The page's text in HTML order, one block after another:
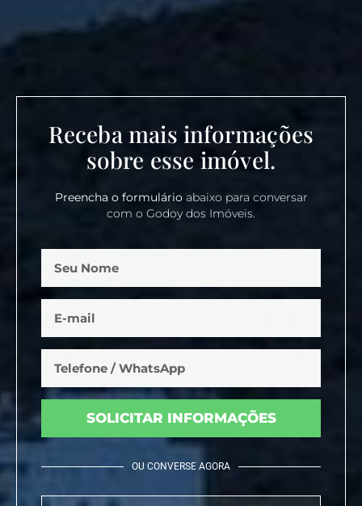
Receba mais informações
sobre esse imóvel.
Preencha o formulárioabaixo para conversar
com o Godoy dos Imóveis.
SOLICITAR INFORMAÇÕES
OU CONVERSE AGORA